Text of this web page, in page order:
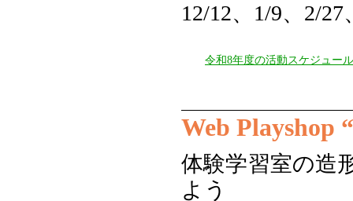
12/12、1/9、2/27
令和8年度の活動スケジュー
Web Playshop
体験学習室の造
よう